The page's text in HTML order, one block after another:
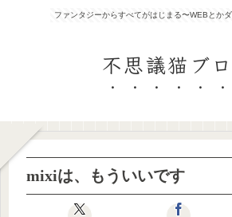
ファンタジーからすべてがはじまる〜WEBとかダ
不思議猫ブ
mixiは、もういいです